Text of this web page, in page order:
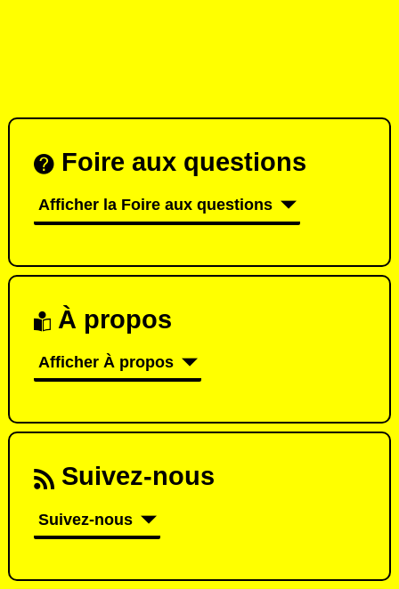
Foire aux questions
Afficher la Foire aux questions
À propos
Afficher À propos
Suivez-nous
Suivez-nous